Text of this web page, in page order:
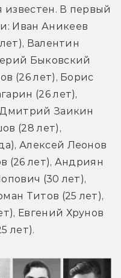
известен. В первый
Иван Аникеев
Валентин
Быковский
(26 лет), Борис
(26 лет),
Дмитрий Заикин
(28 лет),
Алексей Леонов
(26 лет), Андриян
(30 лет),
Титов (25 лет),
Евгений Хрунов
лет).